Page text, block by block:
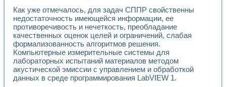
Устройство для изучения основ интерфейсов обмена по
Лабораторный практикум: изучение адиабатического
Стенд для исследования электрических переходных
Система статистической обработки результатов
Автоматизация лазерно-плазменных измерений с
Модельно-измерительный комплекс. Назначение. Состав.
Использование технологий NATIONAL INSTRUMENTS
Учебный практикум "Спектральный и корреляционный
Как уже отмечалось, для задач СППР свойственны
недостаточность имеющейся информации, ее
противоречивость и нечеткость, преобладание
качественных оценок целей и ограничений, слабая
формализованность алгоритмов решения.
Компьютерные измерительные системы для
лабораторных испытаний материалов методом
акустической эмиссии с управлением и обработкой
данных в среде программирования LabVIEW 1.